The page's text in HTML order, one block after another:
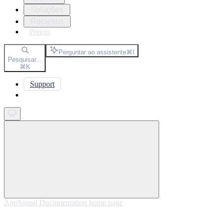
Preços
Pesquisar...
⌘K
Perguntar ao assistente⌘I
Support
AppSignal Documentation home page